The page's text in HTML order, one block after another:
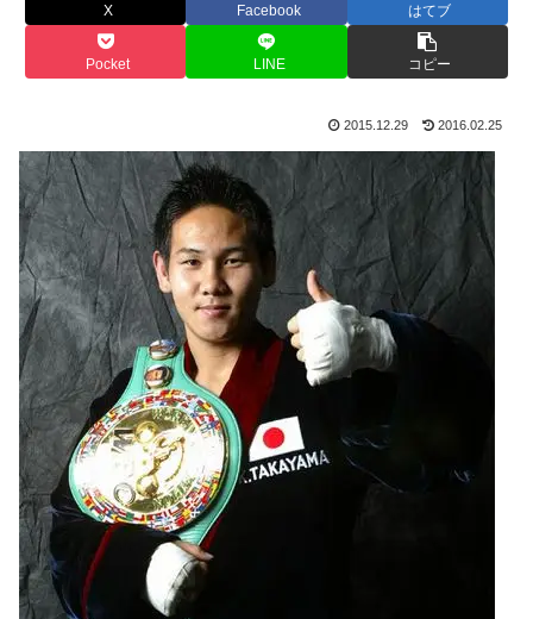
X Facebook はてブ
Pocket LINE コピー
2015.12.29 2016.02.25